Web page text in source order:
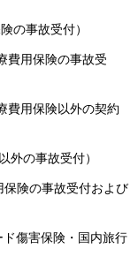
の事故受付）
費用保険の事故受
費用保険以外の契約
外の事故受付）
保険の事故受付および
傷害保険・国内旅行